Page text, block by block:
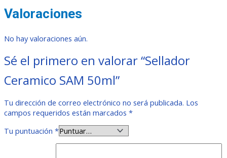
Valoraciones
No hay valoraciones aún.
Sé el primero en valorar “Sellador
Ceramico SAM 50ml”
Tu dirección de correo electrónico no será publicada. Los
campos requeridos están marcados *
Tu puntuación *